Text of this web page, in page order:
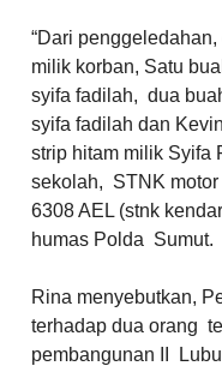
“Dari
milik korban, Satu
syifa fadilah, dua
syifa fadilah dan
strip hitam milik Syifa
sekolah, STNK
6308 AEL (stnk
humas Polda Sumut.
Rina menyebutkan,
terhadap dua orang
pembangunan II